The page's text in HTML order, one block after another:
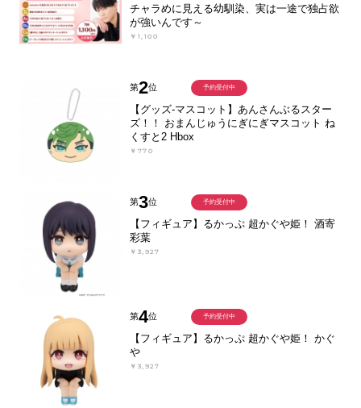
チャラめに見える幼馴染、実は一途で独占欲
が強いんです～
￥1,100
第2位
【グッズ-マスコット】あんさんぶるスター
ズ！！ おまんじゅうにぎにぎマスコット ね
くすと2 Hbox
￥770
予約受付中
第3位
【フィギュア】るかっぷ 超かぐや姫！ 酒寄
彩葉
￥3,927
予約受付中
第4位
【フィギュア】るかっぷ 超かぐや姫！ かぐ
や
￥3,927
予約受付中